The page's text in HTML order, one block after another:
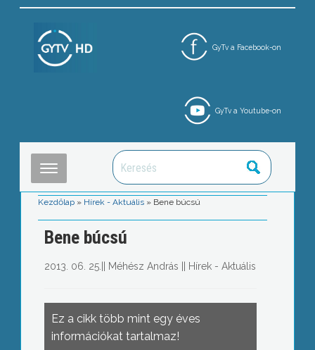
GyTv a Facebook-on
GyTv a Youtube-on
Kezdőlap » Hírek - Aktuális » Bene búcsú
Bene búcsú
2013. 06. 25. Méhész András Hírek - Aktuális
Ez a cikk több mint egy éves
információkat tartalmaz!